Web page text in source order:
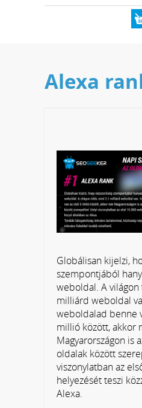
Alexa
Globálisan kijelzi,
szempontjából
weboldal. A világon
milliárd weboldal
weboldalad benne
millió között, akkor
Magyarországon is
oldalak között
viszonylatban az
helyezését teszi
Alexa.